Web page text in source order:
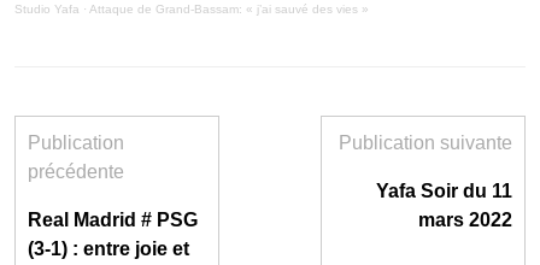
Studio Yafa · Attaque de Grand-Bassam: « j’ai sauvé des vies »
Publication
précédente
Real Madrid # PSG
(3-1) : entre joie et
Publication suivante
Yafa Soir du 11
mars 2022